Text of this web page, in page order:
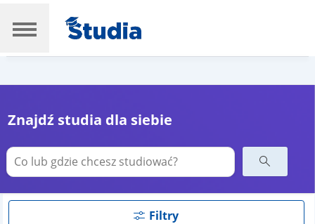
Znajdź studia dla siebie
Filtry